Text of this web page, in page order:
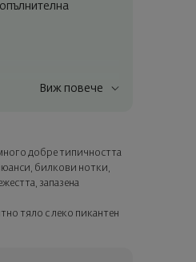
с ваше пожелание.
Виж повече
добре типичността
билкови нотки,
запазена
тяло с леко пикантен